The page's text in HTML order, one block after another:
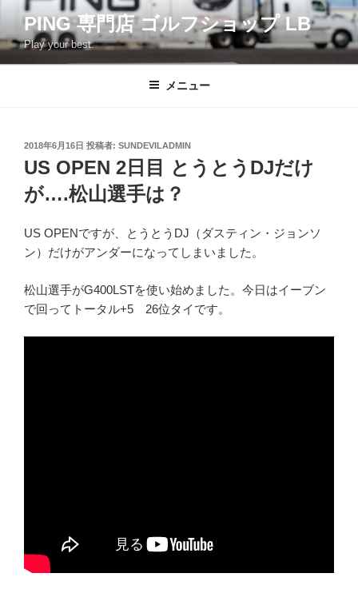
テ
ン
PING 専門店 ゴルフショップ LB
Play your best.
メニュー
投
稿
日:
2018年6月16日 投稿者: SUNDEVILADMIN
US OPEN 2日目 とうとうDJだけ
が….松山選手は？
US OPENですが、とうとうDJ（ダスティン・ジョンソ
ン）だけがアンダーになってしまいました。
松山選手がG400LSTを使い始めました。今日はイーブン
で回ってトータル+5 26位タイです。